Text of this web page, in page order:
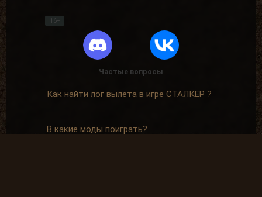
16+
Частые вопросы
Как найти лог вылета в игре СТАЛКЕР ?
В какие моды поиграть?